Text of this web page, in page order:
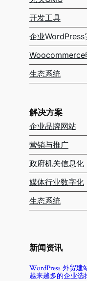
开发工具
企业WordPress
Woocommerce
生态系统
解决方案
企业品牌网站
营销与推广
政府机关信息化
媒体行业数字化
生态系统
新闻资讯
WordPress 外贸建
越来越多的企业选